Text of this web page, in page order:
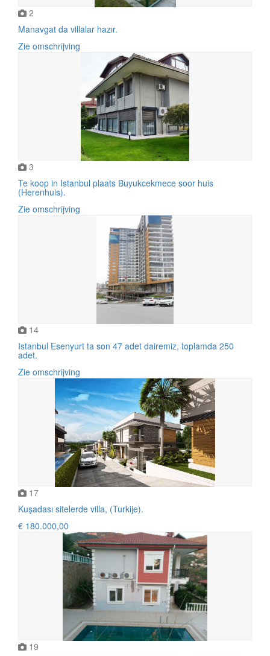
2
Manavgat da villalar hazır.
Zie omschrijving
3
Te koop in Istanbul plaats Buyukcekmece soor huis
(Herenhuis).
Zie omschrijving
14
Istanbul Esenyurt ta son 47 adet dairemiz, toplamda 250
adet.
Zie omschrijving
17
Kuşadası sitelerde villa, (Turkije).
€ 180.000,00
19